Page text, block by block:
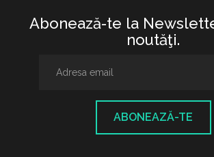
Abonează-te la
noutăţi.
ABONEAZĂ-TE